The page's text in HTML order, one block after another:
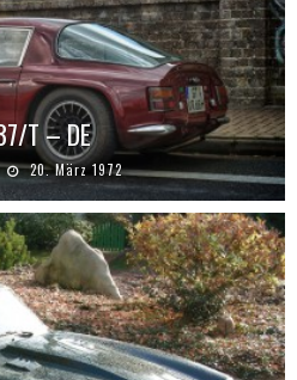
T – DE
20. März 1972